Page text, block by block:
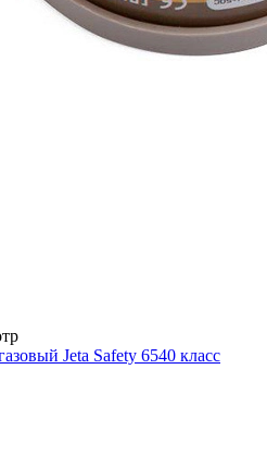
Jeta Safety 6540 класс